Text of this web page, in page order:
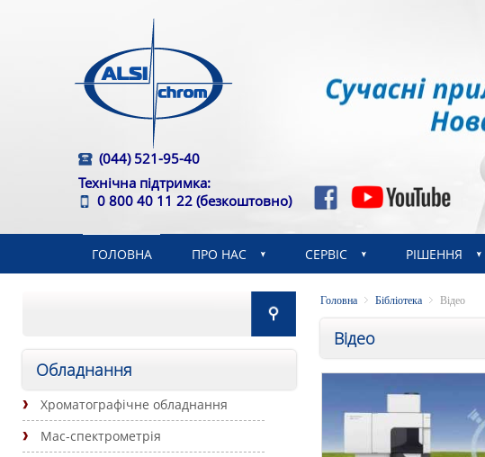
(044) 521-95-40
Технічна підтримка:
0 800 40 11 22 (безкоштовно)
ГОЛОВНА ПРО НАС СЕРВІС РІШЕННЯ
Головна Бібліотека Відео
Відео
Обладнання
Хроматографічне обладнання
Мас-спектрометрія